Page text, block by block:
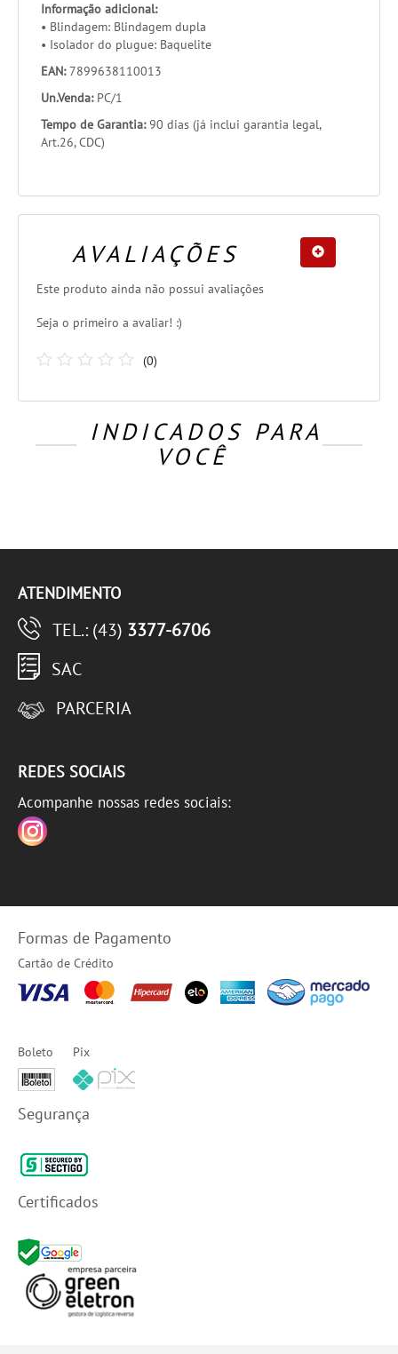
Informação adicional:
• Blindagem: Blindagem dupla
• Isolador do plugue: Baquelite
EAN:7899638110013
Un.Venda: PC/1
Tempo de Garantia:90 dias (já inclui garantia legal,
Art.26, CDC)
AVALIAÇÕES
Este produto ainda não possui avaliações
Seja o primeiro a avaliar! :)
(0)
INDICADOS PARA
VOCÊ
ATENDIMENTO
TEL.: (43) 3377-6706
SAC
PARCERIA
REDES SOCIAIS
Acompanhe nossas redes sociais:
Formas de Pagamento
Cartão de Crédito
Boleto Pix
Segurança
Certificados